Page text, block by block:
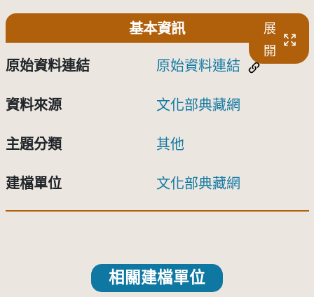
基本資訊
展
開
原始資料連結 原始資料連結
資料來源 文化部典藏網
主題分類 其他
建檔單位 文化部典藏網
相關建檔單位